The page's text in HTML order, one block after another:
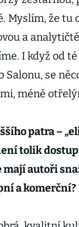
Myslím, že tu
a
I když od
Salonu, se
méně
patra –
tolik
mají autoři
a komerční?